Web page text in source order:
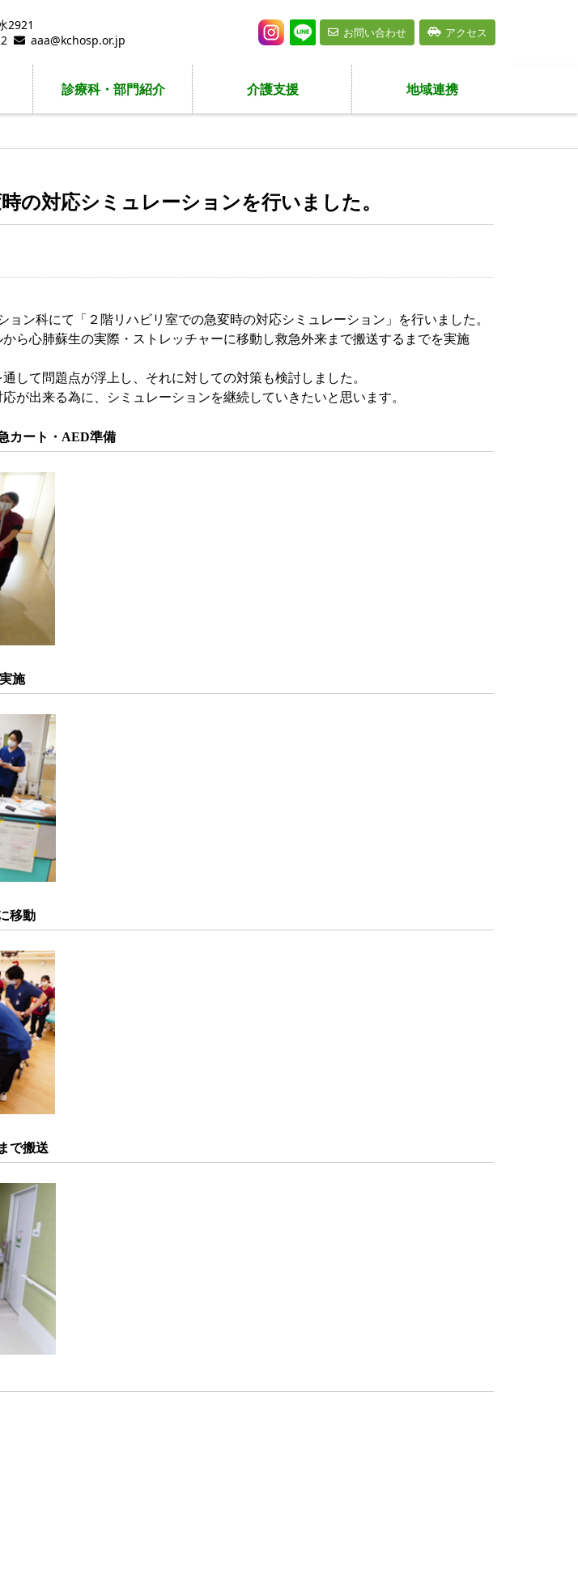
2921
aaa@kchosp.or.jp アクセス
お問い合わせ
診療科・部門紹介 介護支援 地域連携
の対応シミュレーションを行いました。
ョン科にて「２階リハビリ室での急変時の対応シミュレーション」を行いました。
ら心肺蘇生の実際・ストレッチャーに移動し救急外来まで搬送するまでを実施
して問題点が浮上し、それに対しての対策も検討しました。
が出来る為に、シミュレーションを継続していきたいと思います。
カート・AED準備
施
移動
で搬送